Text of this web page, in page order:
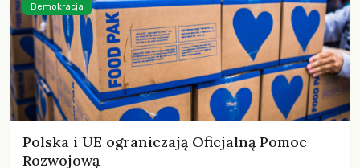
Polska i UE ograniczają Oficjalną Pomoc
Rozwojową
Demokracja